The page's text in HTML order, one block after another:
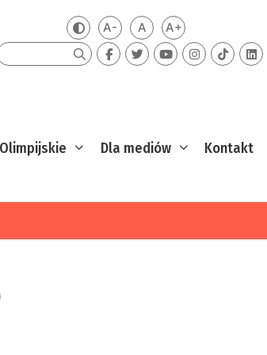
Zmień kontrast
A-Mniejsza czcionka
ADomyślna czcionka
A+Większa
Szukaj
Dla mediów Kontakt